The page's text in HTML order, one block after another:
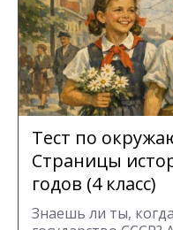
Тест по
Страницы
годов (4 класс)
Знаешь ли ты,